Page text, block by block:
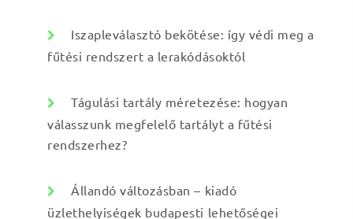
Iszapleválasztó bekötése: így védi meg a
fűtési rendszert a lerakódásoktól
Tágulási tartály méretezése: hogyan
válasszunk megfelelő tartályt a fűtési
rendszerhez?
Állandó változásban – kiadó
üzlethelyiségek budapesti lehetőségei